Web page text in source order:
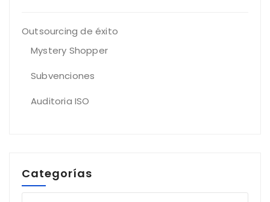
Outsourcing de éxito
Mystery Shopper
Subvenciones
Auditoria ISO
Categorías